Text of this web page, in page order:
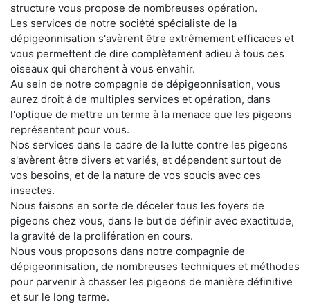
structure vous propose de nombreuses opération.
Les services de notre société spécialiste de la
dépigeonnisation s'avèrent être extrêmement efficaces et
vous permettent de dire complètement adieu à tous ces
oiseaux qui cherchent à vous envahir.
Au sein de notre compagnie de dépigeonnisation, vous
aurez droit à de multiples services et opération, dans
l'optique de mettre un terme à la menace que les pigeons
représentent pour vous.
Nos services dans le cadre de la lutte contre les pigeons
s'avèrent être divers et variés, et dépendent surtout de
vos besoins, et de la nature de vos soucis avec ces
insectes.
Nous faisons en sorte de déceler tous les foyers de
pigeons chez vous, dans le but de définir avec exactitude,
la gravité de la prolifération en cours.
Nous vous proposons dans notre compagnie de
dépigeonnisation, de nombreuses techniques et méthodes
pour parvenir à chasser les pigeons de manière définitive
et sur le long terme.